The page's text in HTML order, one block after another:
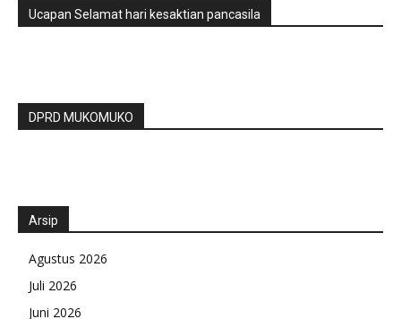
Ucapan Selamat hari kesaktian pancasila
DPRD MUKOMUKO
Arsip
Agustus 2026
Juli 2026
Juni 2026